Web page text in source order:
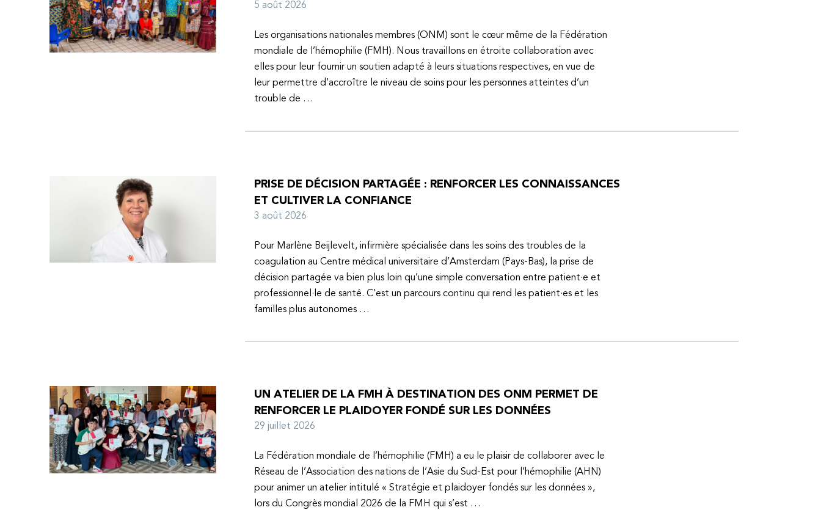
l’espoir d’une vie meilleure.
5 août 2026
Les organisations nationales membres (ONM) sont le cœur même de la Fédération
mondiale de l’hémophilie (FMH). Nous travaillons en étroite collaboration avec
elles pour leur fournir un soutien adapté à leurs situations respectives, en vue de
leur permettre d’accroître le niveau de soins pour les personnes atteintes d’un
trouble de …
PRISE DE DÉCISION PARTAGÉE : RENFORCER LES CONNAISSANCES
ET CULTIVER LA CONFIANCE
3 août 2026
Pour Marlène Beijlevelt, infirmière spécialisée dans les soins des troubles de la
coagulation au Centre médical universitaire d’Amsterdam (Pays-Bas), la prise de
décision partagée va bien plus loin qu’une simple conversation entre patient·e et
professionnel·le de santé. C’est un parcours continu qui rend les patient·es et les
familles plus autonomes …
UN ATELIER DE LA FMH À DESTINATION DES ONM PERMET DE
RENFORCER LE PLAIDOYER FONDÉ SUR LES DONNÉES
29 juillet 2026
La Fédération mondiale de l’hémophilie (FMH) a eu le plaisir de collaborer avec le
Réseau de l’Association des nations de l’Asie du Sud-Est pour l’hémophilie (AHN)
pour animer un atelier intitulé « Stratégie et plaidoyer fondés sur les données »,
lors du Congrès mondial 2026 de la FMH qui s’est …